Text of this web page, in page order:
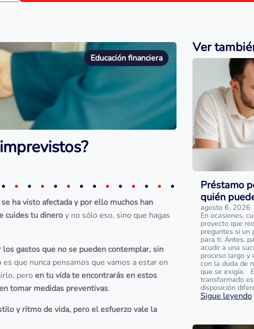
Educación financiera
ha visto afectada y por ello muchos han
cuides tu dineroy no sólo eso, sino que hagas
gastos que no se pueden contemplar, sin
que nunca pensamos que vamos a estar en
pero en tu vida te encontrarás en estos
tomar medidas preventivas.
y ritmo de vida, pero el esfuerzo vale la
Ver
Préstamo
quién
agosto 6, 2026
En ocasiones,
proyecto que
preguntes si un
para ti. Antes,
acudir a una
proceso largo y
con la duda de
que se exigía.
transformado
disposición
Sigue leyendo